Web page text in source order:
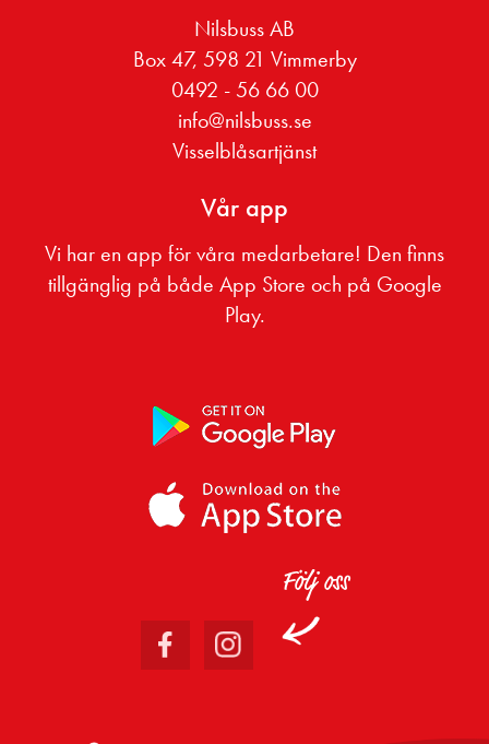
Nilsbuss AB
Box 47, 598 21 Vimmerby
0492 - 56 66 00
info@nilsbuss.se
Visselblåsartjänst
Vår app
Vi har en app för våra medarbetare! Den finns
tillgänglig på både App Store och på Google
Play.
Följ oss